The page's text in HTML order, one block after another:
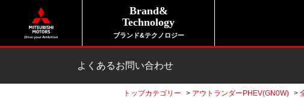
Brand&
Technology
ブランド&テクノロジー
よくあるお問い合わせ
トップカテゴリー > アウトランダーPHEV(GN0W) >